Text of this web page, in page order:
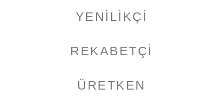
YENİLİKÇİ
REKABETÇİ
ÜRETKEN